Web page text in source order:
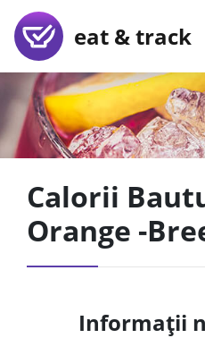
eat & track
Calorii
Orange -
Informații